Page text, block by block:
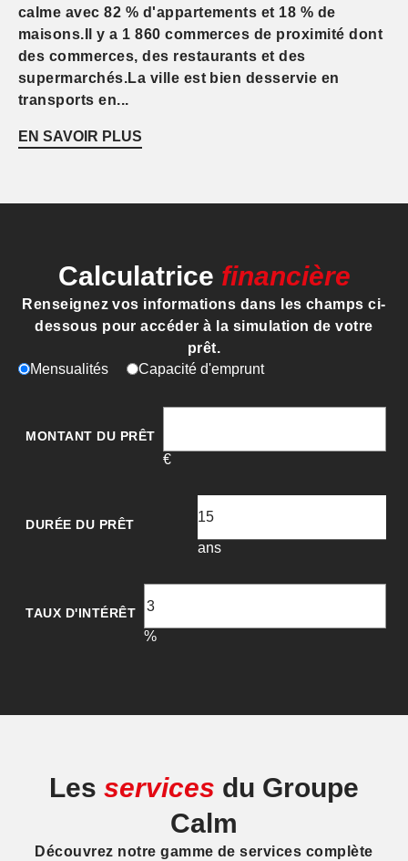
calme avec 82 % d'appartements et 18 % de
maisons.Il y a 1 860 commerces de proximité dont
des commerces, des restaurants et des
supermarchés.La ville est bien desservie en
transports en...
EN SAVOIR PLUS
Calculatrice financière
Renseignez vos informations dans les champs ci-
dessous pour accéder à la simulation de votre
prêt.
Les services du Groupe
Calm
Découvrez notre gamme de services complète